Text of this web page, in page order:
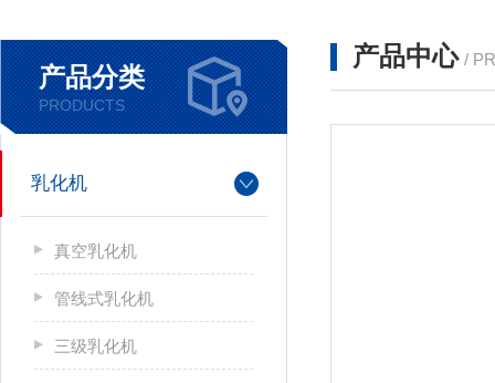
产品分类
PRODUCTS
乳化机
真空乳化机
管线式乳化机
三级乳化机
产品中心 /